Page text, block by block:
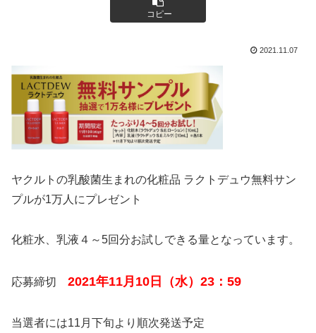
コピー
2021.11.07
ヤクルトの乳酸菌生まれの化粧品 ラクトデュウ無料サン
プルが1万人にプレゼント
化粧水、乳液４～5回分お試しできる量となっています。
応募締切 2021年11月10日（水）23：59
当選者には11月下旬より順次発送予定